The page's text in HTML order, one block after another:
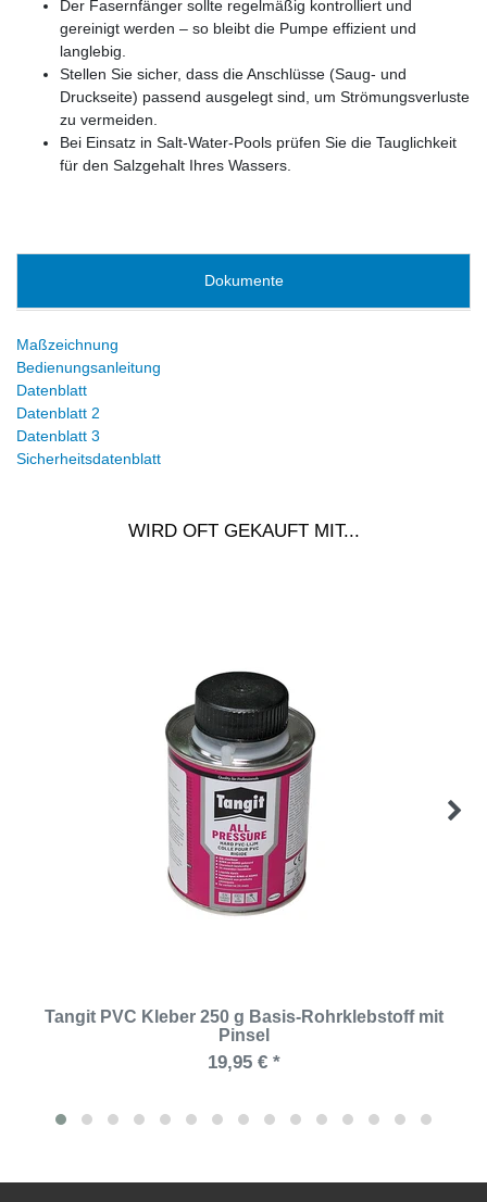
Der Fasernfänger sollte regelmäßig kontrolliert und
gereinigt werden – so bleibt die Pumpe effizient und
langlebig.
Stellen Sie sicher, dass die Anschlüsse (Saug‑ und
Druckseite) passend ausgelegt sind, um Strömungsverluste
zu vermeiden.
Bei Einsatz in Salt‑Water‑Pools prüfen Sie die Tauglichkeit
für den Salzgehalt Ihres Wassers.
Dokumente
Maßzeichnung
Bedienungsanleitung
Datenblatt
Datenblatt 2
Datenblatt 3
Sicherheitsdatenblatt
WIRD OFT GEKAUFT MIT...
Tangit PVC Kleber 250 g Basis-Rohrklebstoff mit
Pinsel
19,95 € *